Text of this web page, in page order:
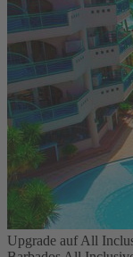
Upgrade auf All